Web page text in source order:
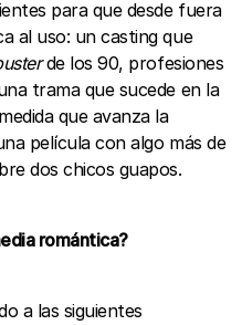
para que desde fuera
al uso: un casting que
de los 90, profesiones
trama que sucede en la
que avanza la
película con algo más de
dos chicos guapos.
romántica?
a las siguientes